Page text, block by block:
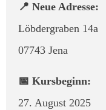
📍 Neue Adresse:
Löbdergraben 14a
07743 Jena
📅 Kursbeginn:
27. August 2025